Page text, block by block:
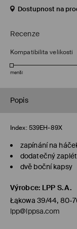
Dostupnost na
Recenze
Kompatibilita velikosti
menší
Popis
Index: 539EH-89X
zapínání na
dodatečný
dvě boční kapsy
Výrobce: LPP S.A.
Łąkowa 39/44, 80-
lpp@lppsa.com